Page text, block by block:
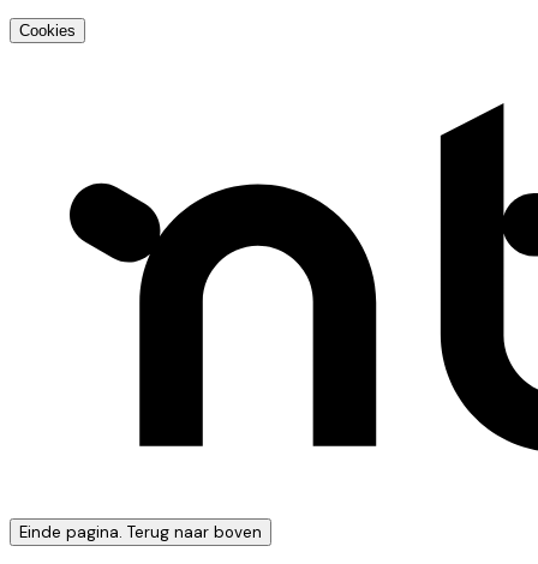
Cookies
Einde pagina. Terug naar boven